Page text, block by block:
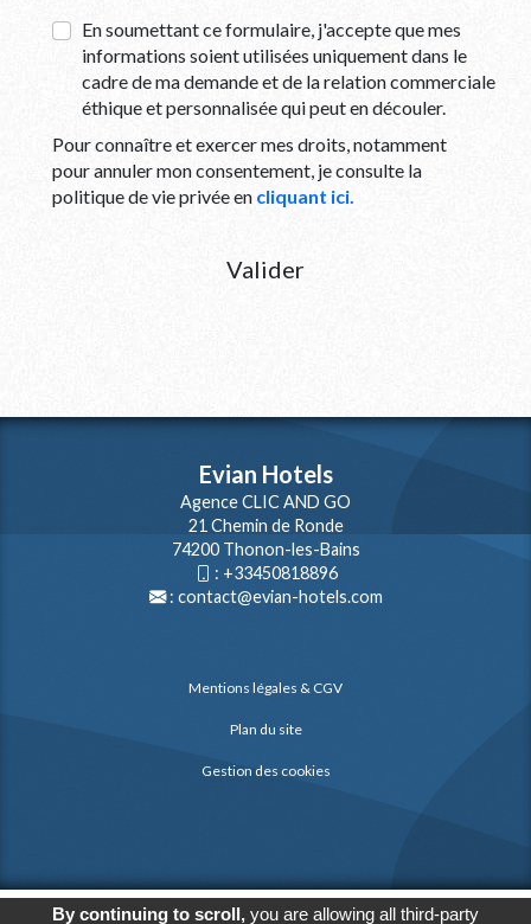
En soumettant ce formulaire, j'accepte que mes
informations soient utilisées uniquement dans le
cadre de ma demande et de la relation commerciale
éthique et personnalisée qui peut en découler.
Pour connaître et exercer mes droits, notamment
pour annuler mon consentement, je consulte la
politique de vie privée en cliquant ici.
Valider
Evian Hotels
Agence CLIC AND GO
21 Chemin de Ronde
74200 Thonon-les-Bains
: +33450818896
: contact@evian-hotels.com
Mentions légales & CGV
Plan du site
Gestion des cookies
© 2026 Agence Web Thonon Les Bains - Référencement Google Thonon
By continuing to scroll,you are allowing all third-party